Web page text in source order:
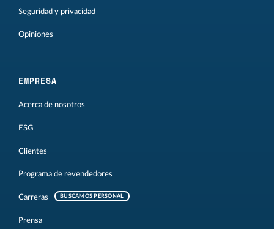
Seguridad y privacidad
Opiniones
EMPRESA
Acerca de nosotros
ESG
Clientes
Programa de revendedores
Carreras BUSCAMOS PERSONAL
Prensa